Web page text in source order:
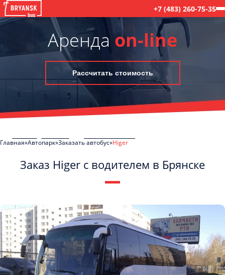
+7 (483) 260-75-35
Аренда on-line
Рассчитать стоимость
Главная Автопарк Заказать автобус Higer
Заказ Higer с водителем в Брянске
обработку моих Персональных данных